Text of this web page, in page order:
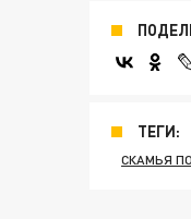
ТЕГИ:
СКАМЬЯ